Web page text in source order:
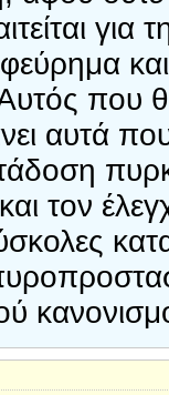
για
που
αυτά
και τον